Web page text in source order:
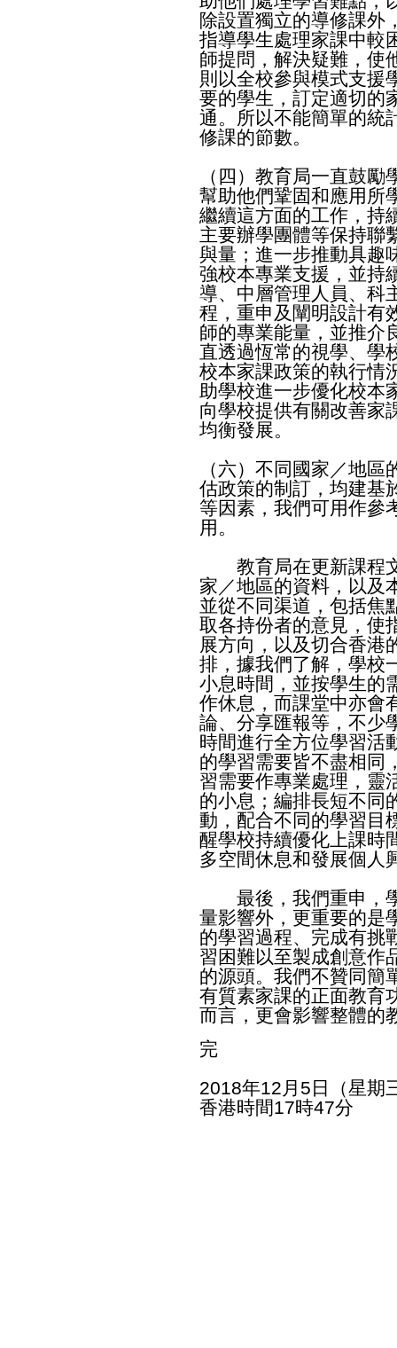
除設置獨立的導修課外
指導學生處理家課中較
師提問，解決疑難，使
則以全校參與模式支援
要的學生，訂定適切的
通。所以不能簡單的統
修課的節數。
（四）教育局一直鼓
幫助他們鞏固和應用所
繼續這方面的工作，持
主要辦學團體等保持聯
與量；進一步推動具趣
強校本專業支援，並持
導、中層管理人員、科
程，重申及闡明設計有
師的專業能量，並推介
直透過恆常的視學、學
校本家課政策的執行情
助學校進一步優化校本
向學校提供有關改善家
均衡發展。
（六）不同國家／地
估政策的制訂，均建基
等因素，我們可用作參
用。
教育局在更新課程文
家／地區的資料，以及
並從不同渠道，包括焦
取各持份者的意見，使
展方向，以及切合香港
排，據我們了解，學校
小息時間，並按學生的
作休息，而課堂中亦會
論、分享匯報等，不少
時間進行全方位學習活
的學習需要皆不盡相同
習需要作專業處理，靈
的小息；編排長短不同
動，配合不同的學習目
醒學校持續優化上課時
多空間休息和發展個人
最後，我們重申，學
量影響外，更重要的是
的學習過程、完成有挑
習困難以至製成創意作
的源頭。我們不贊同簡
有質素家課的正面教育
而言，更會影響整體的
完
2018年12月5日（星期
香港時間17時47分